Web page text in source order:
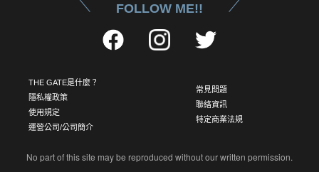
FOLLOW ME!!
THE GATE是什麼？
隱私權政策
使用規定
運營公司/公司簡介
常見問題
聯絡資訊
特定商業法規
No part of this site may be reproduced without our written permission.